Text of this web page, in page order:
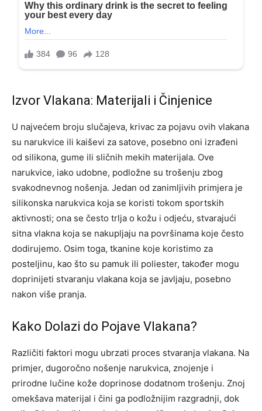
Izvor Vlakana: Materijali i Činjenice
U najvećem broju slučajeva, krivac za pojavu ovih vlakana
su narukvice ili kaiševi za satove, posebno oni izrađeni
od silikona, gume ili sličnih mekih materijala. Ove
narukvice, iako udobne, podložne su trošenju zbog
svakodnevnog nošenja. Jedan od zanimljivih primjera je
silikonska narukvica koja se koristi tokom sportskih
aktivnosti; ona se često trlja o kožu i odjeću, stvarajući
sitna vlakna koja se nakupljaju na površinama koje često
dodirujemo. Osim toga, tkanine koje koristimo za
posteljinu, kao što su pamuk ili poliester, također mogu
doprinijeti stvaranju vlakana koja se javljaju, posebno
nakon više pranja.
Kako Dolazi do Pojave Vlakana?
Različiti faktori mogu ubrzati proces stvaranja vlakana. Na
primjer, dugoročno nošenje narukvica, znojenje i
prirodne lučine kože doprinose dodatnom trošenju. Znoj
omekšava materijal i čini ga podložnijim razgradnji, dok